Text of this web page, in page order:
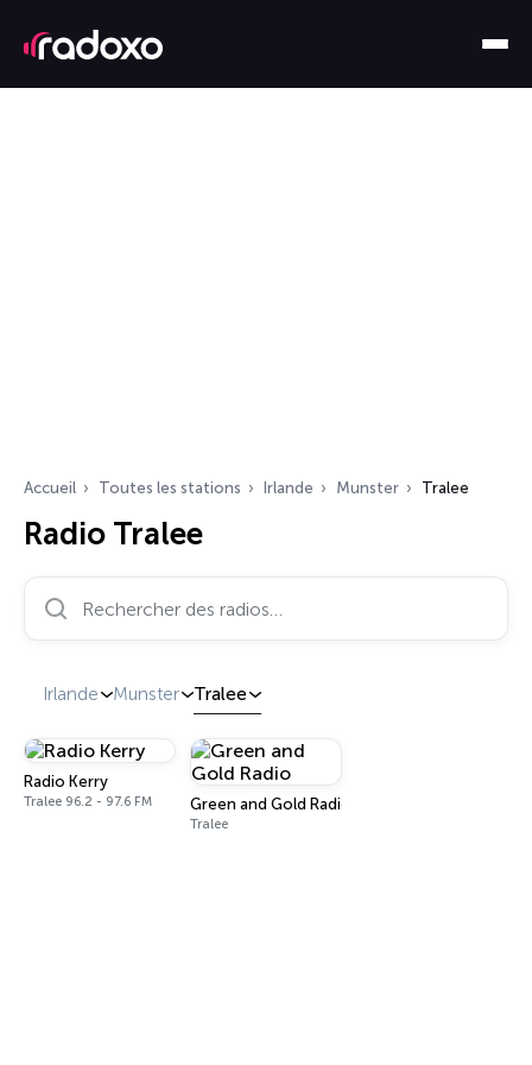
Accueil Toutes les stations Irlande Munster Tralee
Radio Tralee
Rechercher des radios…
Irlande Munster Tralee
Radio Kerry
Tralee 96.2 - 97.6 FM Green and Gold Radio
Tralee